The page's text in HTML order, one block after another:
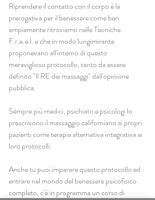
Riprendere il contatto con il corpo è la
prerogativa per il benessere come ben
ampiamente ritroviamo nelle Tecniche
F.r.e.e.l. e che in modo lungimirante
proponevano all'interno di questo
meraviglioso protocollo, tanto da essere
definito "Il RE dei massaggi" dall'opinione
pubblica.
Sempre più medici, psichiatri e psicologi lo
prescrivono il massaggio californiano ai propri
pazienti come terapia alternativa integrativa ai
loro protocolli.
Anche tu puoi imparare questo protocollo ed
entrare nel mondo del benessere psicofisico
completo, c'è in programma un corso di